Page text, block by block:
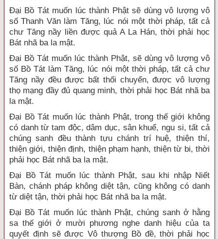
Đại Bồ Tát muốn lúc thành Phật sẽ dùng vô lượng vô
số Thanh Văn làm Tăng, lúc nói một thời pháp, tất cả
chư Tăng nầy liền được quả A La Hán, thời phải học
Bát nhã ba la mật.
Đại Bồ Tát muốn lúc thành Phật, sẽ dùng vô lượng vô
số Bồ Tát làm Tăng, lúc nói một thời pháp, tất cả chư
Tăng nầy đều được bất thối chuyển, được vô lượng
thọ mạng đầy đủ quang minh, thời phải học Bát nhã ba
la mật.
Đại Bồ Tát muốn lúc thành Phật, trong thế giới không
có danh từ tam độc, dâm dục, sân khuể, ngu si, tất cả
chúng sanh đều thành tựu chánh trí huệ, thiện thí,
thiện giới, thiện định, thiện phạm hạnh, thiện từ bi, thời
phải học Bát nhã ba la mật.
Đại Bồ Tát muốn lúc thành Phật, sau khi nhập Niết
Bàn, chánh pháp không diệt tận, cũng không có danh
từ diệt tận, thời phải học Bát nhã ba la mật.
Đại Bồ Tát muốn lúc thành Phật, chúng sanh ở hằng
sa thế giới ở mười phương nghe danh hiệu của ta
quyết định sẽ được Vô thượng Bồ đề, thời phải học